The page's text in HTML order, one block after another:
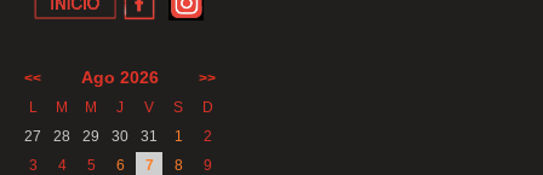
<< Ago 2026
>>
L
M M J V S
D
27
28 29 30 31 1
2
3
4 5 6 7 8
9